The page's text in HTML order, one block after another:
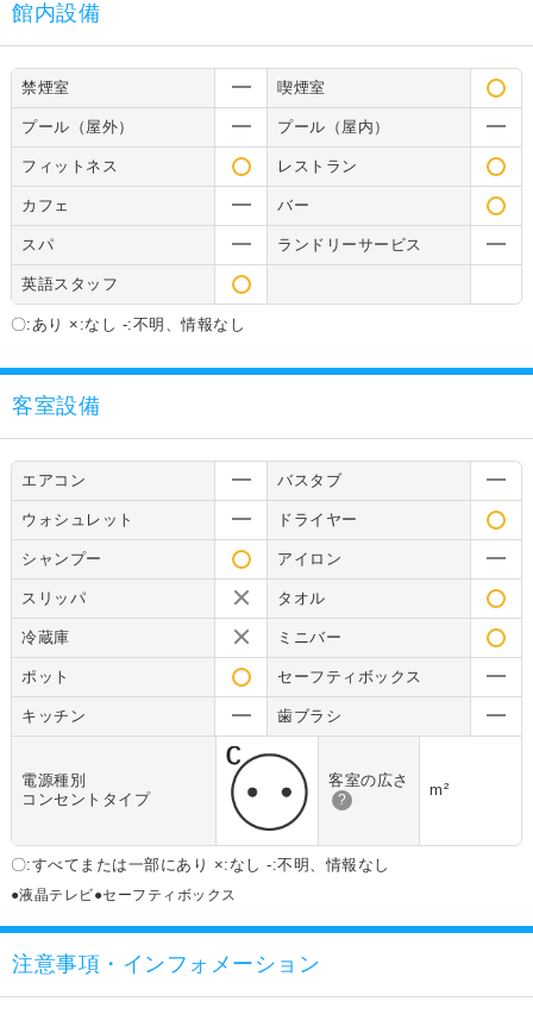
館内設備
禁煙室 喫煙室
プール（屋外） プール（屋内）
フィットネス レストラン
カフェ バー
スパ ランドリーサービス
英語スタッフ
〇:あり ×:なし -:不明、情報なし
客室設備
エアコン バスタブ
ウォシュレット ドライヤー
シャンプー アイロン
スリッパ タオル
冷蔵庫 ミニバー
ポット セーフティボックス
キッチン 歯ブラシ
電源種別
コンセントタイプ
客室の広さ
?
m²
〇:すべてまたは一部にあり ×:なし -:不明、情報なし
●液晶テレビ●セーフティボックス
注意事項・インフォメーション